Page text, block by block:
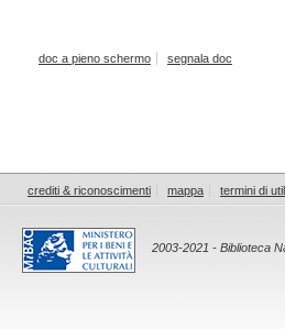
doc a pieno schermo segnala doc
crediti & riconoscimenti mappa termini di
2003-2021 - Biblioteca